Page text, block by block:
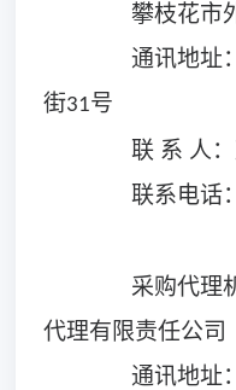
攀枝花市
通讯地址：
街31号
联 系 人：
联系电话：
采购代理
代理有限责任公司
通讯地址